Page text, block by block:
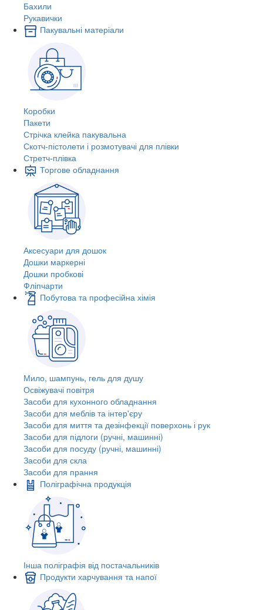
Бахили
Рукавички
Пакувальні матеріали
Коробки
Пакети
Стрічка клейка пакувальна
Скотч-пістолети і розмотувачі для плівки
Стретч-плівка
Торгове обладнання
Аксесуари для дошок
Дошки маркерні
Дошки пробкові
Фліпчарти
Побутова та професійна хімія
Мило, шампунь, гель для душу
Освіжувачі повітря
Засоби для кухонного обладнання
Засоби для меблів та інтер'єру
Засоби для миття та дезінфекції поверхонь і рук
Засоби для підлоги (ручні, машинні)
Засоби для посуду (ручні, машинні)
Засоби для скла
Засоби для прання
Поліграфічна продукція
Інша поліграфія від постачальників
Продукти харчування та напої